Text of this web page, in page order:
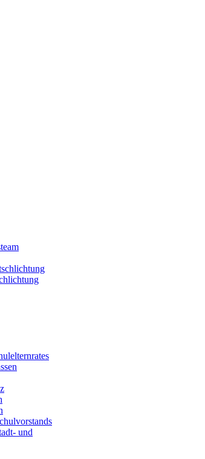
und